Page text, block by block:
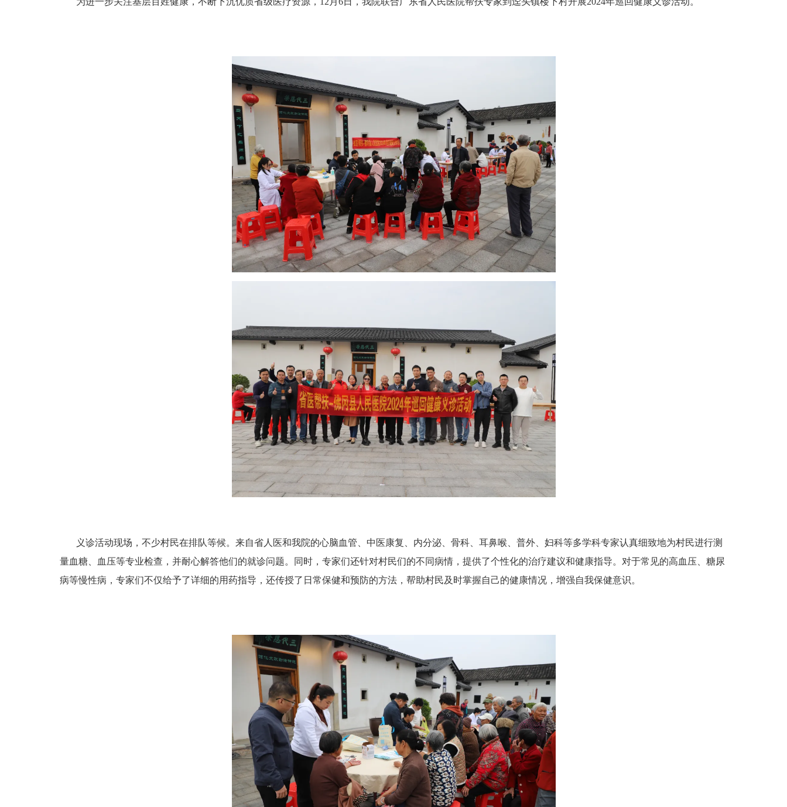
义诊活动现场，不少村民在排队等候。来自省人医和我院的心脑血管、中医康复、内分泌、骨科、耳鼻喉、普外、妇科等多学科专家认真细致地为村民进行测
量血糖、血压等专业检查，并耐心解答他们的就诊问题。同时，专家们还针对村民们的不同病情，提供了个性化的治疗建议和健康指导。对于常见的高血压、糖尿
病等慢性病，专家们不仅给予了详细的用药指导，还传授了日常保健和预防的方法，帮助村民及时掌握自己的健康情况，增强自我保健意识。